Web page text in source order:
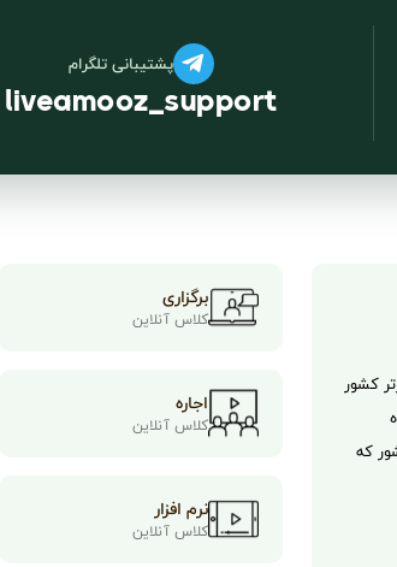
پشتیبانی تلگرام
liveamooz_support
برتر کشور
کشور که
برگزاری
کلاس آنلاین
اجاره
کلاس آنلاین
نرم افزار
کلاس آنلاین